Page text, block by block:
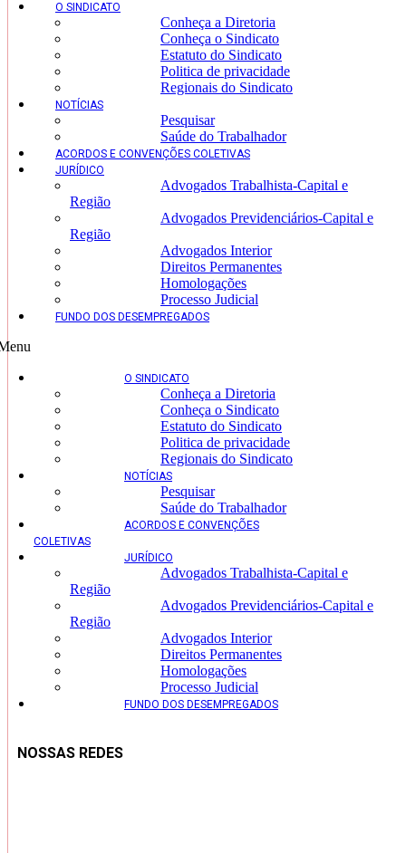
O SINDICATO
Conheça a Diretoria
Conheça o Sindicato
Estatuto do Sindicato
Politica de privacidade
Regionais do Sindicato
NOTÍCIAS
Pesquisar
Saúde do Trabalhador
ACORDOS E CONVENÇÕES COLETIVAS
JURÍDICO
Advogados Trabalhista-Capital e
Região
Advogados Previdenciários-Capital e
Região
Advogados Interior
Direitos Permanentes
Homologações
Processo Judicial
FUNDO DOS DESEMPREGADOS
O SINDICATO
Conheça a Diretoria
Conheça o Sindicato
Estatuto do Sindicato
Politica de privacidade
Regionais do Sindicato
NOTÍCIAS
Pesquisar
Saúde do Trabalhador
ACORDOS E CONVENÇÕES
COLETIVAS
JURÍDICO
Advogados Trabalhista-Capital e
Região
Advogados Previdenciários-Capital e
Região
Advogados Interior
Direitos Permanentes
Homologações
Processo Judicial
FUNDO DOS DESEMPREGADOS
NOSSAS REDES